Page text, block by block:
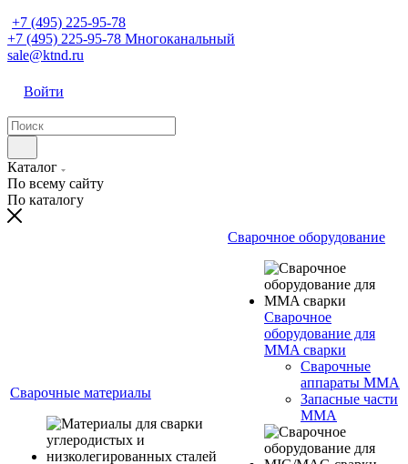
+7 (495) 225-95-78
+7 (495) 225-95-78 Многоканальный
sale@ktnd.ru
Войти
Каталог
По всему сайту
По каталогу
Сварочные материалы
Сварочное оборудование
Сварочное
оборудование для
MMA сварки
Сварочные
аппараты MMA
Запасные части
MMA